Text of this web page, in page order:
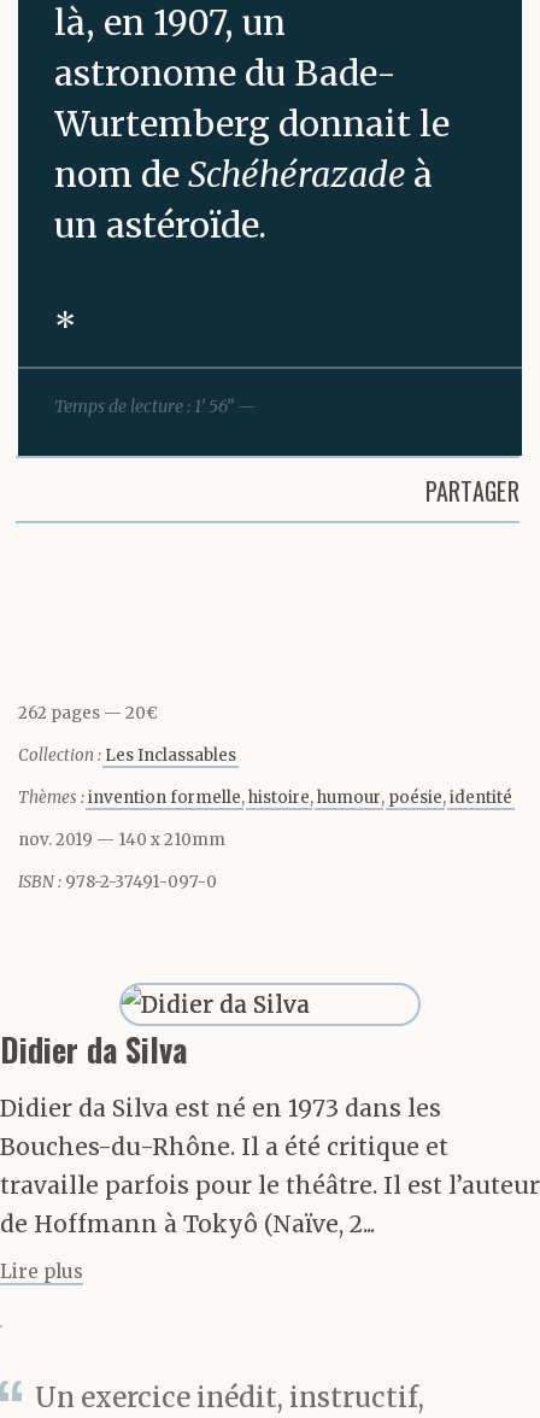
là, en 1907, un
astronome du Bade-
Wurtemberg donnait le
nom deSchéhérazade à
un astéroïde.
*
Un 9 septembre naît
vivreet meurt celui d’Un
Ma propre mort m’obsède
comme une cochonnerie
obscène et par conséquent
ainsi parlait Georges
Bataille, dont l’œil
s’ouvrit un 10
septembre, en 1897.
En 1622, cependant, à
Nagasaki, pour un
personnes et sous la
Temps de lecture : 1’ 56” —
PARTAGER
262 pages 20€
Collection : Les Inclassables
Thèmes :invention formelle histoire humour poésie identité
nov. 2019 — 140 x 210mm
ISBN : 978-2-37491-097-0
Didier da Silva
Didier da Silva est né en 1973 dans les
Bouches-du-Rhône. Il a été critique et
travaille parfois pour le théâtre. Il est l’auteur
de Hoffmann à Tokyô (Naïve, 2...
Lire plus
Un exercice inédit, instructif,